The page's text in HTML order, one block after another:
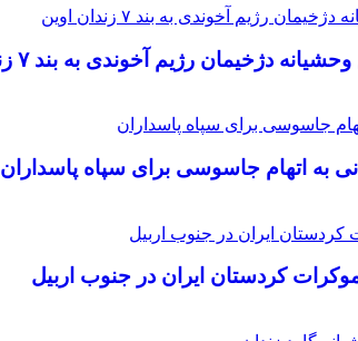
رژیم آخوندی به بند ۷ زندان اوین
به اتهام جاسوسی برای سپاه پاسداران
کردستان ایران در جنوب اربیل